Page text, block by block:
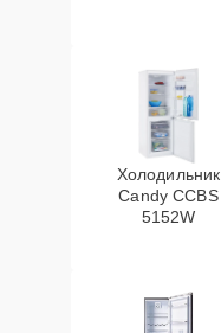
Холодильник
Candy CCBS
5152W